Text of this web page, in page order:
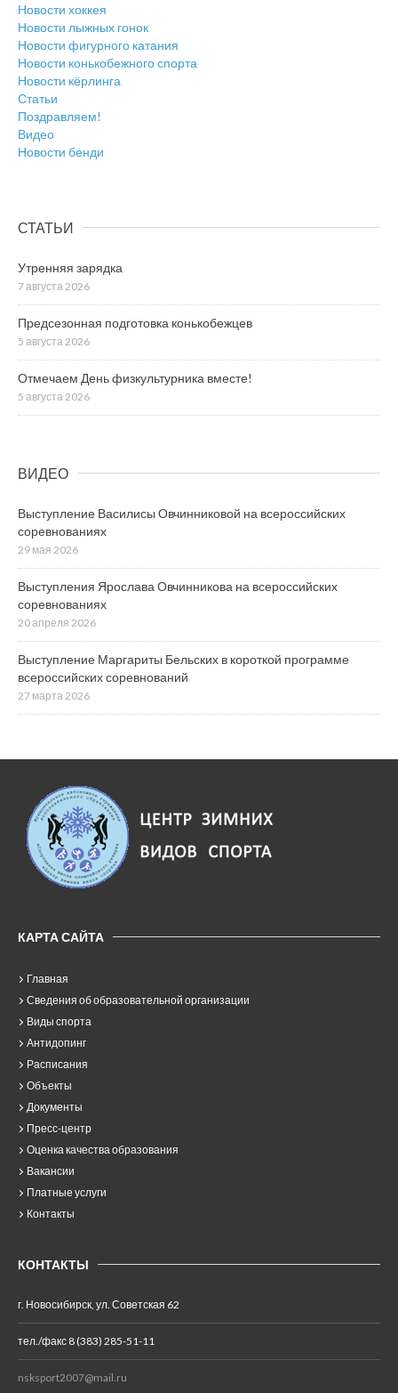
Новости хоккея
Новости лыжных гонок
Новости фигурного катания
Новости конькобежного спорта
Новости кёрлинга
Статьи
Поздравляем!
Видео
Новости бенди
СТАТЬИ
Утренняя зарядка
7 августа 2026
Предсезонная подготовка конькобежцев
5 августа 2026
Отмечаем День физкультурника вместе!
5 августа 2026
ВИДЕО
Выступление Василисы Овчинниковой на всероссийских
соревнованиях
29 мая 2026
Выступления Ярослава Овчинникова на всероссийских
соревнованиях
20 апреля 2026
Выступление Маргариты Бельских в короткой программе
всероссийских соревнований
27 марта 2026
КАРТА САЙТА
Главная
Сведения об образовательной организации
Виды спорта
Антидопинг
Расписания
Объекты
Документы
Пресс-центр
Оценка качества образования
Вакансии
Платные услуги
Контакты
КОНТАКТЫ
г. Новосибирск, ул. Советская 62
тел./факс 8 (383) 285-51-11
nsksport2007@mail.ru